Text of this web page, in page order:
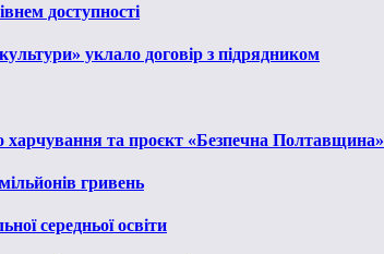
доступності
уклало договір з підрядником
та проєкт «Безпечна Полтавщина»
гривень
середньої освіти